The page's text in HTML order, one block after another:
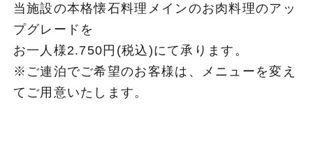
当施設の本格懐石料理メインのお肉料理のアッ
プグレードを
お一人様2.750円(税込)にて承ります。
※ご連泊でご希望のお客様は、メニューを変え
てご用意いたします。